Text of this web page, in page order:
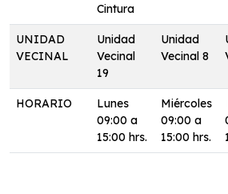
Cintura
UNIDAD
VECINAL
Unidad
Vecinal
19
Unidad
Vecinal 8
HORARIO
Lunes
09:00 a
15:00 hrs.
Miércoles
09:00 a
15:00 hrs.